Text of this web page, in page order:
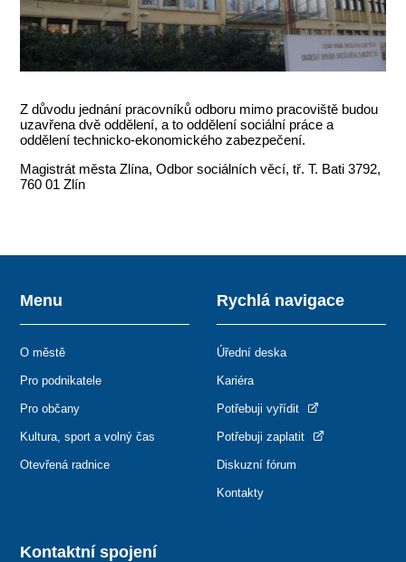
Z důvodu jednání pracovníků odboru mimo pracoviště budou
uzavřena dvě oddělení, a to oddělení sociální práce a
oddělení technicko-ekonomického zabezpečení.
Magistrát města Zlína, Odbor sociálních věcí, tř. T. Bati 3792,
760 01 Zlín
Kontaktní spojení
Menu
O městě
Pro podnikatele
Pro občany
Kultura, sport a volný čas
Otevřená radnice
Rychlá navigace
Úřední deska
Kariéra
Potřebuji vyřídit
Potřebuji zaplatit
Diskuzní fórum
Kontakty